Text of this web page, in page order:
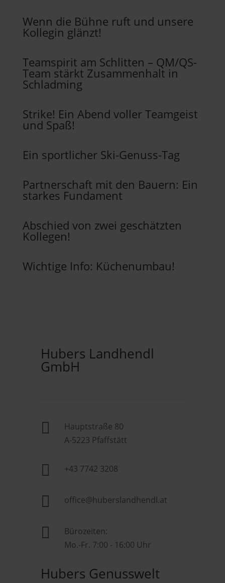
Wenn die Bühne ruft und unsere
Kollegin glänzt!
Teamspirit am Schlitten – QM/QS-
Team stärkt Zusammenhalt in
Schladming
Strike! Ein Abend voller Teamgeist
und Spaß!
Ein sportlicher Ski-Genuss-Tag
Partnerschaft mit den Bauern: Ein
starkes Fundament
Abschied von zwei geschätzten
Kollegen!
Wichtige Info: Küchenumbau!
Hubers Landhendl
GmbH

Hauptstraße 80
A-5223 Pfaffstätt
 +43 7742 3208
 office@huberslandhendl.at

Bürozeiten:
Mo.-Fr. 7:00 - 16:00 Uhr
Hubers Genusswelt